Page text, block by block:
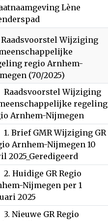
Lène
Raadsvoorstel Wijziging
regio Arnhem-
(70/2025)
Raadsvoorstel Wijziging
regeling
Arnhem-Nijmegen
1. Brief GMR Wijziging GR
Arnhem-Nijmegen 10
2025_Geredigeerd
2. Huidige GR Regio
Nijmegen per 1
2025
3. Nieuwe GR Regio